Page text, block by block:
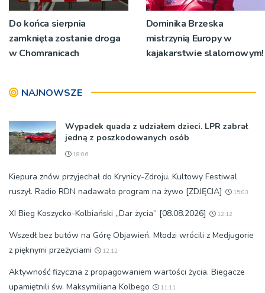
Do końca sierpnia
zamknięta zostanie droga
w Chomranicach
Dominika Brzeska
mistrzynią Europy w
kajakarstwie slalomowym!
NAJNOWSZE
Wypadek quada z udziałem dzieci. LPR zabrał
jedną z poszkodowanych osób
18:06
Kiepura znów przyjechał do Krynicy-Zdroju. Kultowy Festiwal
ruszył. Radio RDN nadawało program na żywo [ZDJĘCIA]
15:03
XI Bieg Koszycko-Kolbiański „Dar życia” [08.08.2026] 12:12
Wszedł bez butów na Górę Objawień. Młodzi wrócili z Medjugorie
z pięknymi przeżyciami
12:12
Aktywność fizyczna z propagowaniem wartości życia. Biegacze
upamiętnili św. Maksymiliana Kolbego
11:11